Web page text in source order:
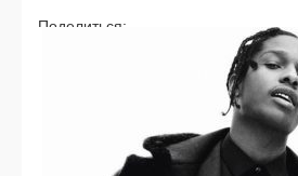
Поделиться:
Telegram
Interpol,Plan B SIA